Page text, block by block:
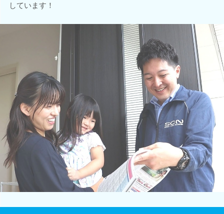
しています！